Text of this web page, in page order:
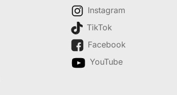
Instagram
TikTok
Facebook
YouTube